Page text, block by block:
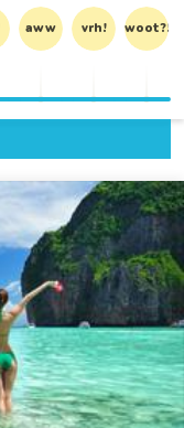
aww vrh! woot?!